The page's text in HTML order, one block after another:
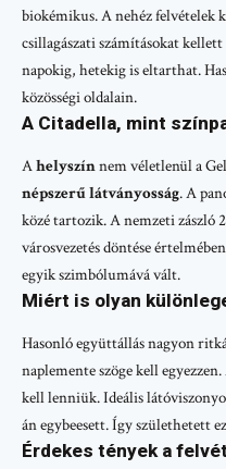
biokémikus. A nehéz felvételek
csillagászati számításokat
napokig, hetekig is eltarthat.
közösségi oldalain.
A Citadella, mint
Ahelyszínnem véletlenül a
népszerű látványosság. A
közé tartozik. A nemzeti zászló
városvezetés döntése
egyik szimbólumává vált.
Miért is olyan
Hasonló együttállás nagyon
naplemente szöge kell
kell lenniük. Ideális
án egybeesett. Így születhetett
Érdekes tények a